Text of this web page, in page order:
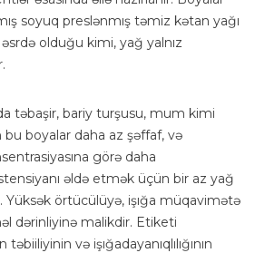
soyuq preslənmış təmiz kətan yağı
olduğu kimi, yağ yalnız
təbaşir, bariy turşusu, mum kimi
bu boyalar daha az şəffaf, və
görə daha
əldə etmək üçün bir az yağ
örtücülüyə, işığa müqavimətə
dərinliyinə malikdir. Etiketi
və işığadayanıqlılığının